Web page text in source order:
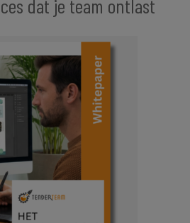
dat je team ontlast